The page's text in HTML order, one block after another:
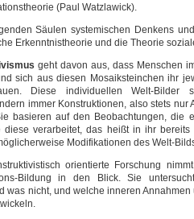
(Paul Watzlawick).
Säulen systemischen Denkens
Erkenntnistheorie und die Theorie
geht davon aus, dass Menschen
sich aus diesen Mosaiksteinchen ihr
Diese individuellen Welt-Bilder
immer Konstruktionen, also stets nur
basieren auf den Beobachtungen, die
verarbeitet, das heißt in ihr bereits
Modifikationen des Welt-
orientierte Forschung
Bildung in den Blick. Sie
was nicht, und welche inneren Annahmen